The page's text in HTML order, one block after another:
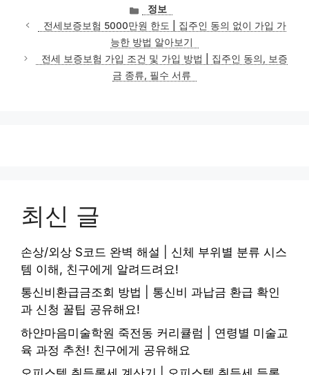
카
테
고
리
정보
전세보증보험 5000만원 한도 | 집주인 동의 없이 가입 가
능한 방법 알아보기
전세 보증보험 가입 조건 및 가입 방법 | 집주인 동의, 보증
금 종류, 필수 서류
최신 글
손상/외상 S코드 완벽 해설 | 신체 부위별 분류 시스
템 이해, 친구에게 알려드려요!
통신비환급금조회 방법 | 통신비 과납금 환급 확인
과 신청 꿀팁 공유해요!
하얀마음미술학원 죽전동 커리큘럼 | 연령별 미술교
육 과정 추천! 친구에게 공유해요